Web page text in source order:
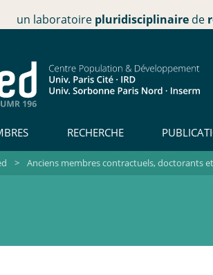
un laboratoire pluridisciplinaire de
RECHERCHE
> Anciens membres contractuels, doctorants